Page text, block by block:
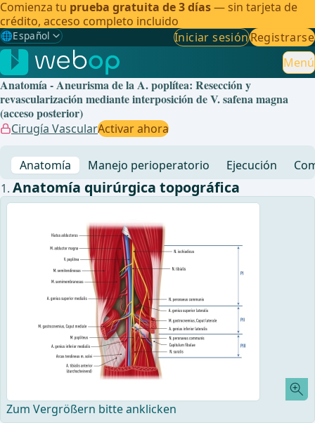
Comienza tu prueba gratuita de 3 días— sin tarjeta de
crédito, acceso completo incluido
🌐Español
Gewählte Sprache: Español
🇩🇪 Alemán
🇬🇧Inglés
🇪🇸 Español ✓
Iniciar sesiónRegistrarse
Menú
Anatomía - Aneurisma de la A. poplítea: Resección y
revascularización mediante interposición de V. safena magna
(acceso posterior)
Cirugía VascularActivar ahora
Anatomía Manejo perioperatorio Ejecución
Anatomía quirúrgica topográfica
Zum Vergrößern bitte anklicken